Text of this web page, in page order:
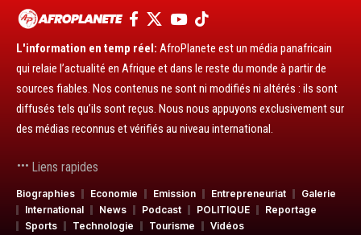
L'information en temp réel: AfroPlanete est un média panafricain
qui relaie l’actualité en Afrique et dans le reste du monde à partir de
sources fiables. Nos contenus ne sont ni modifiés ni altérés : ils sont
diffusés tels qu’ils sont reçus. Nous nous appuyons exclusivement sur
des médias reconnus et vérifiés au niveau international.
Liens rapides
Biographies Economie Emission Entrepreneuriat
Galerie
International
News Podcast POLITIQUE
Reportage
Sports
Technologie Tourisme Vidéos